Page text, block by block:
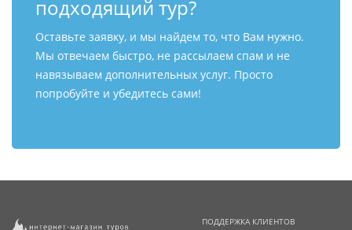
подходящий тур?
Оставьте заявку, и мы найдем то, что Вам нужно.
Мы отвечаем быстро, не рассылаем спам и не
навязываем дополнительных услуг. Просто
попробуйте и убедитесь сами!
ПОДДЕРЖКА КЛИЕНТОВ